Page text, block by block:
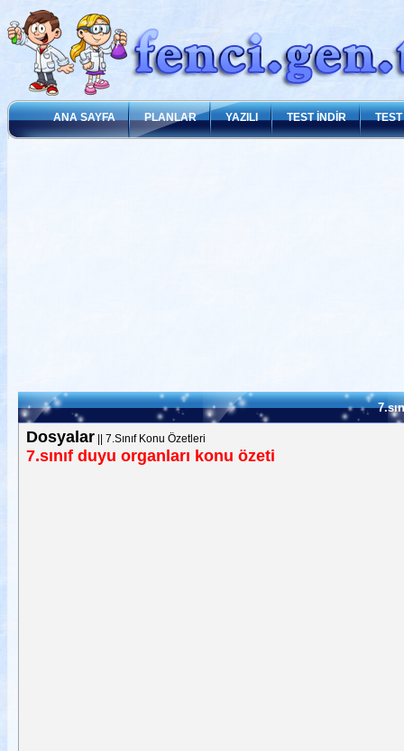
ANA SAYFA PLANLAR YAZILI TEST İNDİR
Dosyalar|| 7.Sınıf Konu Özetleri
7.sınıf duyu organları konu özeti